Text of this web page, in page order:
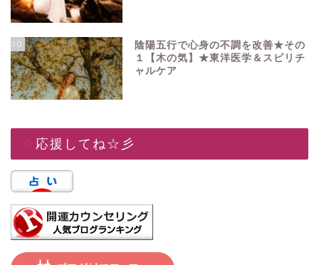
10
陰陽五行で心身の不調を改善★その
１【木の気】★東洋医学＆スピリチ
ャルケア
☆応援してね☆彡